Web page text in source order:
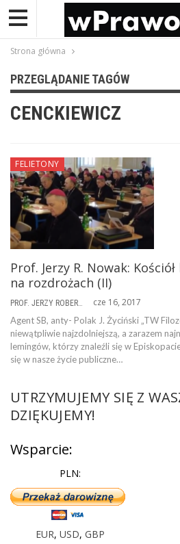
Strona główna
PRZEGLĄDANIE TAGÓW
CENCKIEWICZ
FELIETONY
Prof. Jerzy R. Nowak:
na rozdrożach (II)
cze 16, 2017
Agent SB, anty- Polak J. Życiński „TW
niewątpliwie najzdolniejszą, a zarazem
lemingów, którzy znaleźli się w
się w nasze życie publiczne…
UTRZYMUJEMY SIĘ Z
DZIĘKUJEMY!
Wsparcie:
PLN:
EUR, USD, GBP